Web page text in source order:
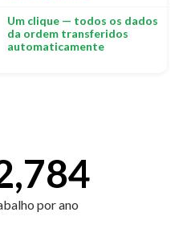
Um clique — todos os dados
da ordem transferidos
automaticamente
por ano